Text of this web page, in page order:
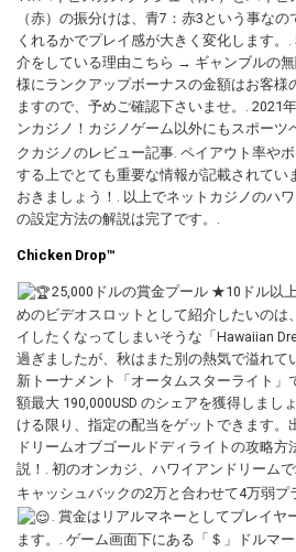
（赤）の振分けは、青7：赤3という事な
くれるかでプレイ感が大きく変化します。
介をしている理由こちら → ギャンブルの
様にランクアップボーナスの金額はお客様
ますので、予めご確認下さいませ。. 2021
ンカジノ！カジノゲーム以外にもスポーツ
クカジノのレビュー記事. ペイアウト率や
する上でとても重要な情報が記載されてい
おきましょう！. 以上でネットカジノのハ
の設定方法の解説は完了です。.
Chicken Drop™
25,000ドルの賞金プール ★10ドル以
めのビデオスロットとして紹介したいのは
イしたくなってしまいそうな「Hawaiian
過ぎましたが、秋はまた別の熱気で溢れて
新トーナメント「オータムスターライト」
額最大 190,000USD のシェアを獲得しまし
ける限り、指定の配当をゲットできます。
ドリームオブゴールドディライトの攻略
説！. 初のオンカジ、ハワイアンドリーム
キャッシュバックの2万と合わせて4万弱プ
. 賞金はリアルマネーとしてプレイ
ます。. ゲーム画面下にある「＄」ドルマ